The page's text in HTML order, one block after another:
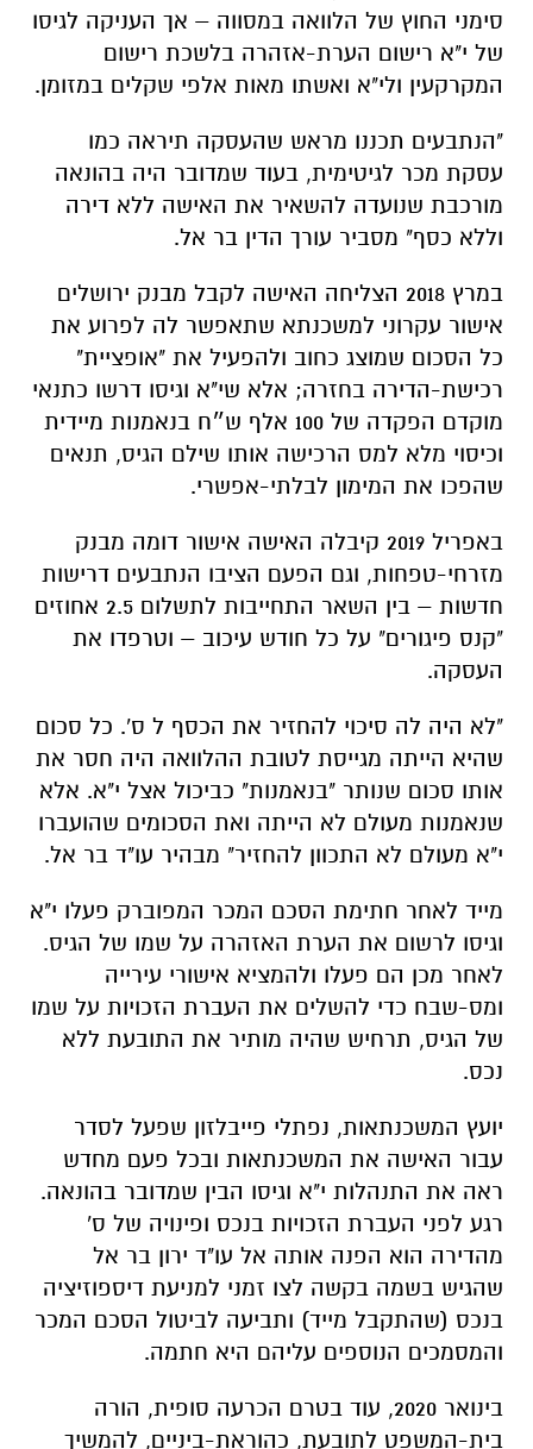
סימני החוץ של הלוואה במסווה – אך העניקה לגיסו
של י"א רישום הערת-אזהרה בלשכת רישום
המקרקעין ולי"א ואשתו מאות אלפי שקלים במזומן.
"הנתבעים תכננו מראש שהעסקה תיראה כמו
עסקת מכר לגיטימית, בעוד שמדובר היה בהונאה
מורכבת שנועדה להשאיר את האישה ללא דירה
וללא כסף" מסביר עורך הדין בר אל.
במרץ 2018 הצליחה האישה לקבל מבנק ירושלים
אישור עקרוני למשכנתא שתאפשר לה לפרוע את
כל הסכום שמוצג כחוב ולהפעיל את "אופציית"
רכישת-הדירה בחזרה; אלא שי"א וגיסו דרשו כתנאי
מוקדם הפקדה של 100 אלף ש״ח בנאמנות מיידית
וכיסוי מלא למס הרכישה אותו שילם הגיס, תנאים
שהפכו את המימון לבלתי-אפשרי.
באפריל 2019 קיבלה האישה אישור דומה מבנק
מזרחי-טפחות, וגם הפעם הציבו הנתבעים דרישות
חדשות – בין השאר התחייבות לתשלום 2.5 אחוזים
"קנס פיגורים" על כל חודש עיכוב – וטרפדו את
העסקה.
"לא היה לה סיכוי להחזיר את הכסף ל ס'. כל סכום
שהיא הייתה מגייסת לטובת ההלוואה היה חסר את
אותו סכום שנותר "בנאמנות" כביכול אצל י"א. אלא
שנאמנות מעולם לא הייתה ואת הסכומים שהועברו
י"א מעולם לא התכוון להחזיר" מבהיר עו"ד בר אל.
מייד לאחר חתימת הסכם המכר המפוברק פעלו י"א
וגיסו לרשום את הערת האזהרה על שמו של הגיס.
לאחר מכן הם פעלו ולהמציא אישורי עירייה
ומס-שבח כדי להשלים את העברת הזכויות על שמו
של הגיס, תרחיש שהיה מותיר את התובעת ללא
נכס.
יועץ המשכנתאות, נפתלי פייבלזון שפעל לסדר
עבור האישה את המשכנתאות ובכל פעם מחדש
ראה את התנהלות י"א וגיסו הבין שמדובר בהונאה.
רגע לפני העברת הזכויות בנכס ופינויה של ס'
מהדירה הוא הפנה אותה אל עו"ד ירון בר אל
שהגיש בשמה בקשה לצו זמני למניעת דיספוזיציה
בנכס (שהתקבל מייד) ותביעה לביטול הסכם המכר
והמסמכים הנוספים עליהם היא חתמה.
בינואר 2020, עוד בטרם הכרעה סופית, הורה
בית-המשפט לתובעת, כהוראת-ביניים, להמשיך